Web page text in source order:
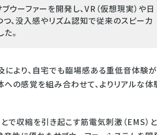
ーファーを開発し、VR（仮想現実）や日
、没入感やリズム認知で従来のスピーカ
。
により、自宅でも臨場感ある重低音体験
への感覚を組み合わせて、よりリアルな体
収縮を引き起こす筋電気刺激（EMS）